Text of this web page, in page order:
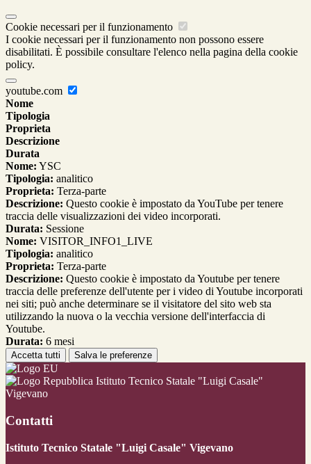
Cookie necessari per il funzionamento
I cookie necessari per il funzionamento non possono essere
disabilitati. È possibile consultare l'elenco nella pagina della cookie
policy.
youtube.com
Nome
Tipologia
Proprieta
Descrizione
Durata
Nome: YSC
Tipologia: analitico
Proprieta: Terza-parte
Descrizione: Questo cookie è impostato da YouTube per tenere
traccia delle visualizzazioni dei video incorporati.
Durata: Sessione
Nome: VISITOR_INFO1_LIVE
Tipologia: analitico
Proprieta: Terza-parte
Descrizione: Questo cookie è impostato da Youtube per tenere
traccia delle preferenze dell'utente per i video di Youtube incorporati
nei siti; può anche determinare se il visitatore del sito web sta
utilizzando la nuova o la vecchia versione dell'interfaccia di
Youtube.
Durata: 6 mesi
Accetta tutti Salva le preferenze
Istituto Tecnico Statale "Luigi Casale"
Vigevano
Contatti
Istituto Tecnico Statale "Luigi Casale" Vigevano